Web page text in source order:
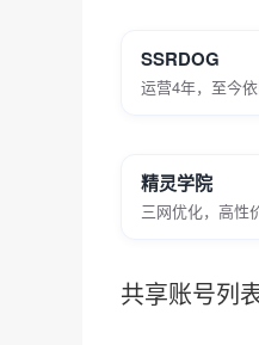
SSRDOG
运营4年，至今
精灵学院
三网优化，高性
共享账号列